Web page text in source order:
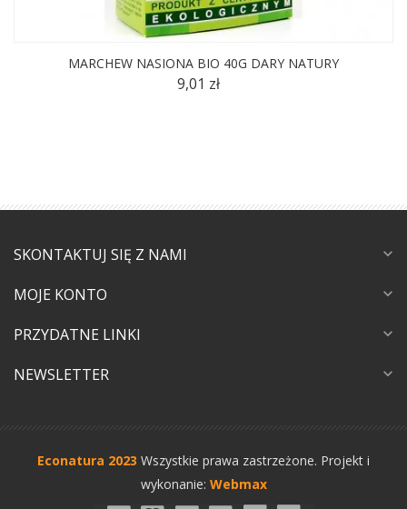
MARCHEW NASIONA BIO 40G DARY NATURY
9,01 zł
SKONTAKTUJ SIĘ Z NAMI expand_more
MOJE KONTO expand_more
PRZYDATNE LINKI expand_more
NEWSLETTER expand_more
Econatura 2023 Wszystkie prawa zastrzeżone. Projekt i
wykonanie: Webmax